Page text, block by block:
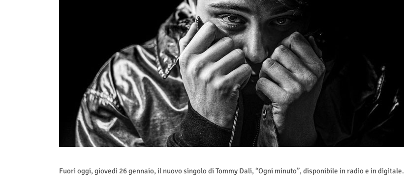
Fuori oggi, giovedì 26 gennaio, il nuovo singolo di Tommy Dali, “Ogni minuto”, disponibile in radio e in digitale.